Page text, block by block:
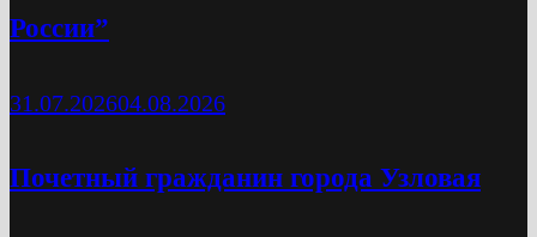
России”
31.07.202604.08.2026
Почетный гражданин города Узловая